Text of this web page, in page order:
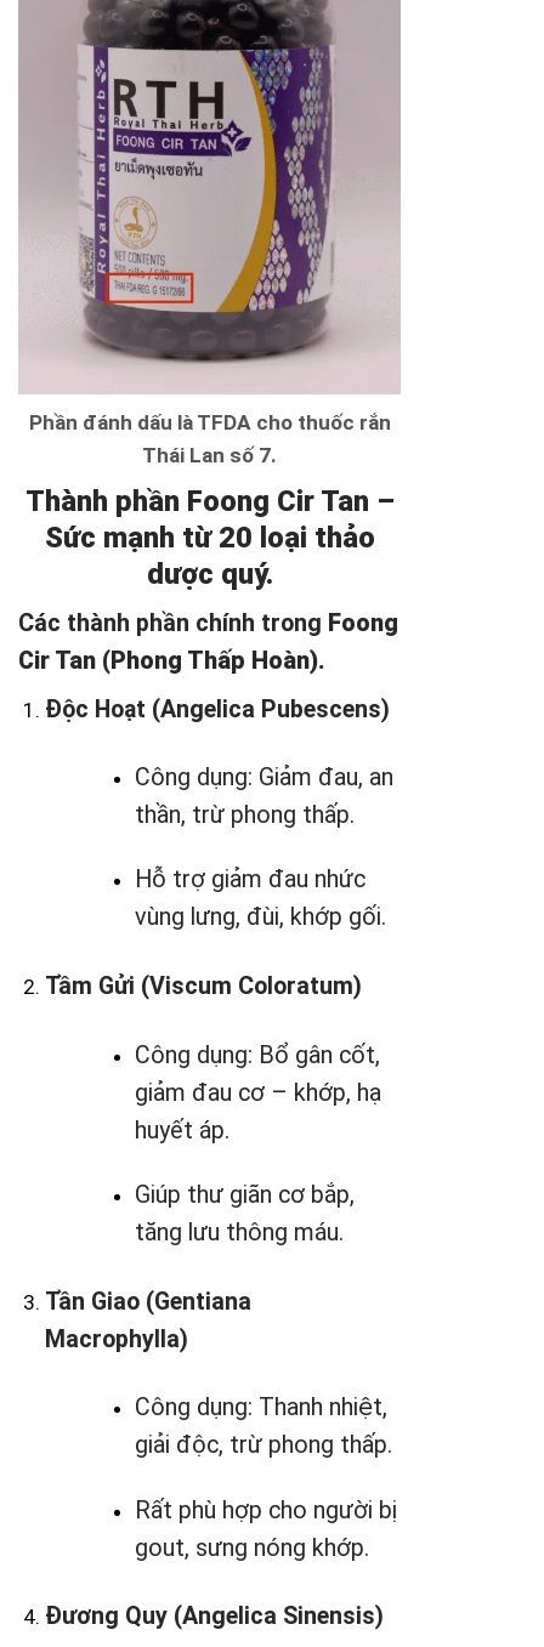
Phần đánh dấu là TFDA cho thuốc rắn
Thái Lan số 7.
Thành phần Foong Cir Tan –
Sức mạnh từ 20 loại thảo
dược quý.
Các thành phần chính trong Foong
Cir Tan (Phong Thấp Hoàn).
Độc Hoạt (Angelica Pubescens)
Công dụng: Giảm đau, an
thần, trừ phong thấp.
Hỗ trợ giảm đau nhức
vùng lưng, đùi, khớp gối.
Tầm Gửi (Viscum Coloratum)
Công dụng: Bổ gân cốt,
giảm đau cơ – khớp, hạ
huyết áp.
Giúp thư giãn cơ bắp,
tăng lưu thông máu.
Tần Giao (Gentiana
Macrophylla)
Công dụng: Thanh nhiệt,
giải độc, trừ phong thấp.
Rất phù hợp cho người bị
gout, sưng nóng khớp.
Đương Quy (Angelica Sinensis)